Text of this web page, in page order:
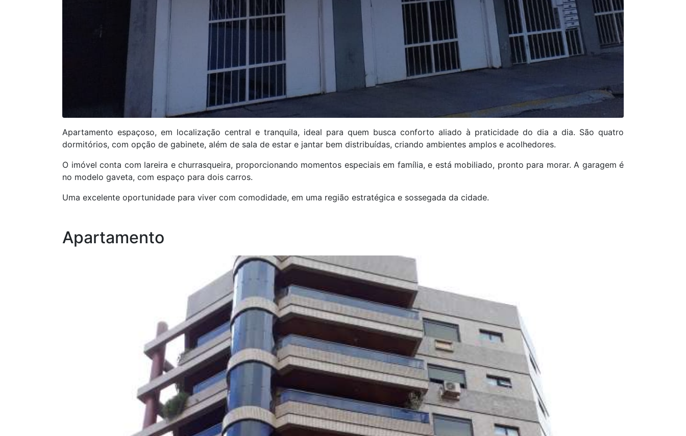
Apartamento espaçoso, em localização central e tranquila, ideal para quem busca conforto aliado à praticidade do dia a dia. São quatro
dormitórios, com opção de gabinete, além de sala de estar e jantar bem distribuídas, criando ambientes amplos e acolhedores.
O imóvel conta com lareira e churrasqueira, proporcionando momentos especiais em família, e está mobiliado, pronto para morar. A garagem é
no modelo gaveta, com espaço para dois carros.
Uma excelente oportunidade para viver com comodidade, em uma região estratégica e sossegada da cidade.
Apartamento